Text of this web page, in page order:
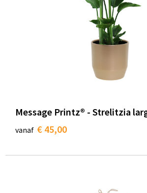
Message Printz® - Strelitzia
vanaf € 45,00